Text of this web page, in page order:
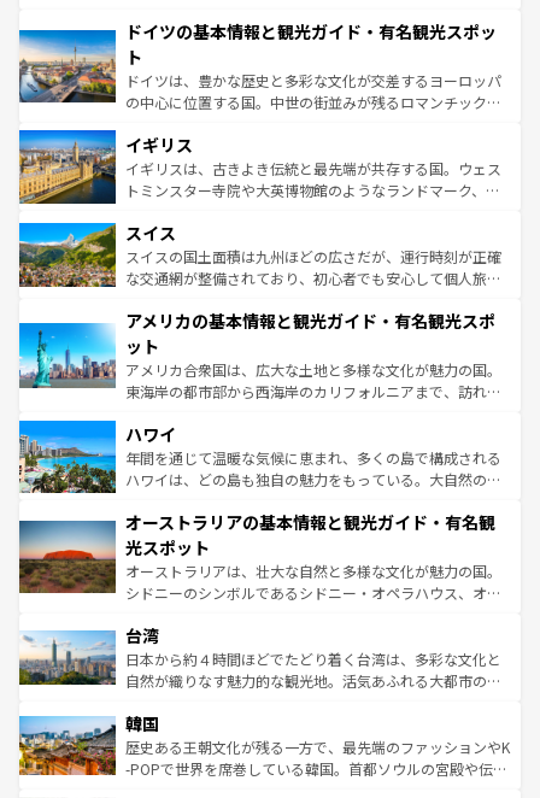
せる。地方によって風土や気候が異なるスペインはその個
ンテンツ一覧 を参照してほしい。
で、幅広い魅力が詰まっている。華麗な宮殿、歴史的な大
聖堂、美しいビーチ、そして豊かな自然が、訪れる者を心
から魅了する。また、フランスは美食の国としても知ら
れ、フランス料理はユネスコ無形文化遺産にも登録されて
香り高いラベンダー畑など、多彩な楽しみ方が可能だ。さ
らに、パリ以外の地域にも魅力が溢れており、どの街角に
も豊かな歴史と文化が息づいている。パリ以外の個性あふ
を参照してほしい。
ドイツの基本情報と観光ガイド・有名観光スポッ
ト
ドイツは、豊かな歴史と多彩な文化が交差するヨーロッパ
の中心に位置する国。中世の街並みが残るロマンチック街
顔を持つこの国は、どこを歩いても飽きることがない。ベ
ルリンの文化的活気、バイエルン州のアルプスの絶景、そ
してライン川沿いのワイン畑といった風景は必見。ビール
は、お酒好きな人にはぜひ体験してほしい。 なお、新着の
ドイツ情報はコンテンツ一覧を参照してほしい。
イギリス
イギリスは、古きよき伝統と最先端が共存する国。ウェス
トミンスター寺院や大英博物館のようなランドマーク、歴
リアごとに異なる魅力がある。また、優雅なアフタヌーン
ティー、ビール好きにはたまらない英国パブ、サッカー観
戦など、本場だからこそできる体験も豊富。イギリスを旅
ンツ一覧を参照してほしい。
スイス
スイスの国土面積は九州ほどの広さだが、運行時刻が正確
な交通網が整備されており、初心者でも安心して個人旅行
の建物がそのまま残る町や、スイスならではのユニークな
博物館もあり、アルプス観光だけでなく町歩きも満喫する
ことができる。国民の所得が高いため物価も高いが、旅行
者向けの交通パス提供のサービスもあり、うまく活用すれ
着のスイス情報は
アメリカの基本情報と観光ガイド・有名観光スポ
ット
アメリカ合衆国は、広大な土地と多様な文化が魅力の国。
東海岸の都市部から西海岸のカリフォルニアまで、訪れる
のような巨大都市は、観光、ショッピング、エンターテイ
ンメントが詰まった刺激的なスポットだ。一方、アメリカ
西部には大自然が広がり、グランドキャニオンやイエロー
部のニューオーリンズでは、音楽と美食が融合した独特の
文化が魅力。旅行者はアメリカの各地域で異なる魅力を楽
しみながら、その多様性と豊かな歴史を感じることができ
るだろう。車でのロードトリップや列車の旅も、アメリカ
情報は
ハワイ
年間を通じて温暖な気候に恵まれ、多くの島で構成される
ハワイは、どの島も独自の魅力をもっている。大自然の神
ワイ島は見逃せない。また、定番の観光地といえばオアフ
島だが、静かな自然を求めるならマウイ島やカウアイ島が
おすすめ。エメラルドグリーンに輝く海をはじめ、豊かな
文化や歴史が息づいている。「アロハスピリット」と呼ば
人々、おいしいローカルフードやハワイアンミュージッ
ク、伝統的なフラダンスなど、すべてがハワイの魅力を彩
っている。訪れるたびに新しい発見と感動が待っているハ
はコンテンツ一覧
オーストラリアの基本情報と観光ガイド・有名観
光スポット
オーストラリアは、壮大な自然と多様な文化が魅力の国。
シドニーのシンボルであるシドニー・オペラハウス、オー
リアリーフや大陸中央部にそびえるウルル（エアーズロッ
ク）、タスマニアの美しい原生林やケアンズの熱帯雨林な
ど、見どころがたくさん。また、カフェやワイン、オージ
いる。アクティビティも充実しており、サーフィンやダイ
ビング、ハイキングなど、アウトドア好きにはたまらな
い。オーストラリアの多彩な魅力を存分に味わいつくそ
台湾
日本から約４時間ほどでたどり着く台湾は、多彩な文化と
自然が織りなす魅力的な観光地。活気あふれる大都市の台
ン）、静ひつな山岳地帯である台湾東部など、都市の喧騒
と山間の静けさが共存しており、訪れる人に新しい発見と
驚きをもたらしてくれる。また、奥深い台湾の食文化も魅
韓国
歴史ある王朝文化が残る一方で、最先端のファッションやK
-POPで世界を席巻している韓国。首都ソウルの宮殿や伝統